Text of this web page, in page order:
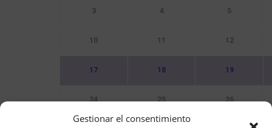
Gestionar el consentimiento
3 4 5
10 11 12
17 18 19
24 25 26